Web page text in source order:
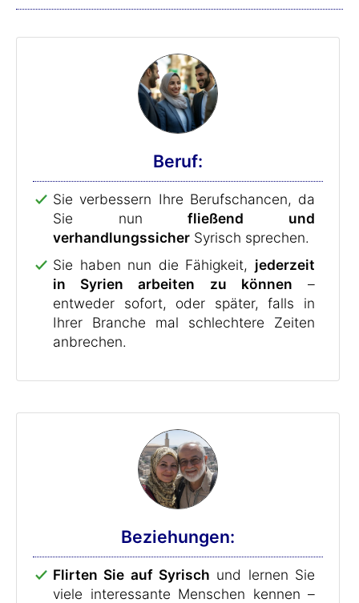
Beruf:
Sie verbessern Ihre Berufschancen, da
Sie nunfließend und
verhandlungssicher Syrisch sprechen.
Sie haben nun die Fähigkeit, jederzeit
in Syrien arbeiten zu können –
entweder sofort, oder später, falls in
Ihrer Branche mal schlechtere Zeiten
anbrechen.
Beziehungen:
Flirten Sie auf Syrisch und lernen Sie
viele interessante Menschen kennen –